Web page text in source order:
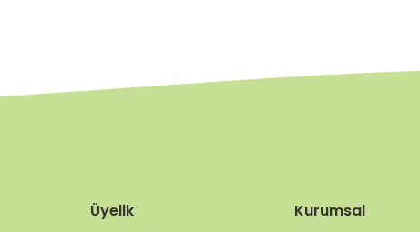
Üyelik Kurumsal